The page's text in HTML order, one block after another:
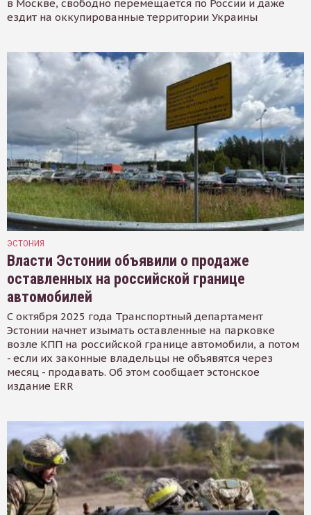
в Москве, свободно перемещается по России и даже
ездит на оккупированные территории Украины
ЭСТОНИЯ
Власти Эстонии объявили о продаже
оставленных на российской границе
автомобилей
С октября 2025 года Транспортный департамент
Эстонии начнет изымать оставленные на парковке
возле КПП на российской границе автомобили, а потом
- если их законные владельцы не объявятся через
месяц - продавать. Об этом сообщает эстонское
издание ERR